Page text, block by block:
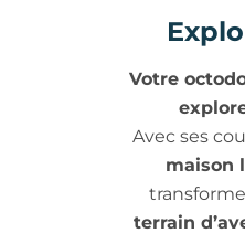
Votre
Avec ses
maison
terrain